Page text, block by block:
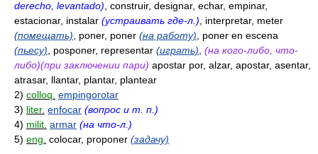
derecho, levantado) , construir, designar, echar, empinar,
estacionar, instalar (устраивать где-л.) , interpretar, meter
(помещать) , poner, poner (на работу) , poner en escena
(пьесу) , posponer, representar (играть) (на кого-либо, что-
либо)(при заключении пари) apostar por, alzar, apostar, asentar,
atrasar, llantar, plantar, plantear
2) colloq. empingorotar
3) liter. enfocar (вопрос и т. п.)
4) milit. armar (на что-л.)
5) eng. colocar, proponer (задачу)